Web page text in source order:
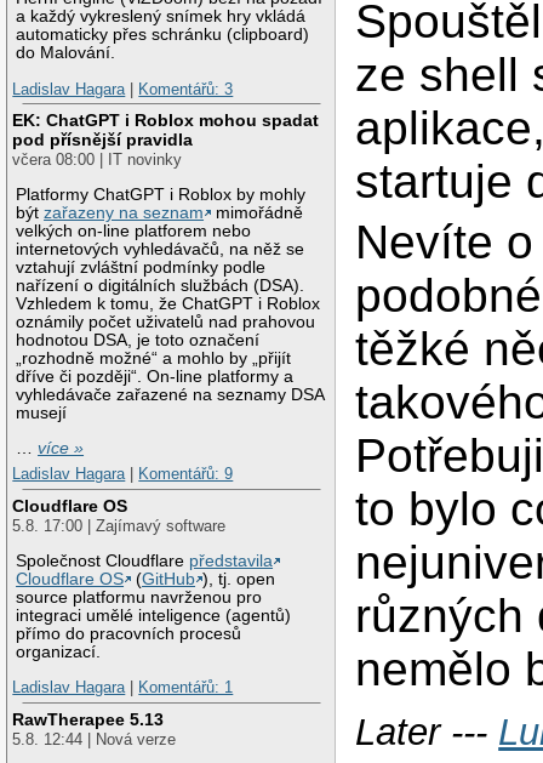
a každý vykreslený snímek hry vkládá
automaticky přes schránku (clipboard)
do Malování.
Ladislav Hagara
Komentářů: 3
EK: ChatGPT i Roblox mohou spadat
pod přísnější pravidla
včera 08:00 | IT novinky
Platformy ChatGPT i Roblox by mohly
býtzařazeny na seznam
mimořádně
velkých on-line platforem nebo
internetových vyhledávačů, na něž se
vztahují zvláštní podmínky podle
nařízení o digitálních službách (DSA).
Vzhledem k tomu, že ChatGPT i Roblox
oznámily počet uživatelů nad prahovou
hodnotou DSA, je toto označení
„rozhodně možné“ a mohlo by „přijít
dříve či později“. On-line platformy a
vyhledávače zařazené na seznamy DSA
musejí
…více »
Ladislav Hagara| Komentářů: 9
Cloudflare OS
5.8. 17:00 | Zajímavý software
Společnost Cloudflare představila
Cloudflare OS
(GitHub ), tj. open
source platformu navrženou pro
integraci umělé inteligence (agentů)
přímo do pracovních procesů
organizací.
Ladislav Hagara| Komentářů: 1
RawTherapee 5.13
5.8. 12:44 | Nová verze
ze shell
startuje
Nevíte
těžké
to bylo
různých
nemělo
Later ---